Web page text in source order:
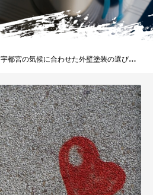
宇都宮の気候に合わせた外壁塗装の選び方とメンテナンスのコツ